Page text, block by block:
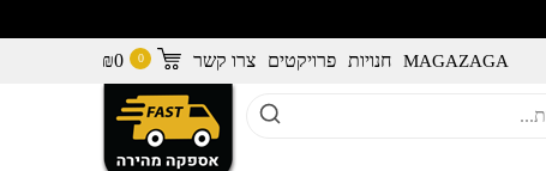
MAGAZAGA חנויות פרויקטים צרו קשר ₪0